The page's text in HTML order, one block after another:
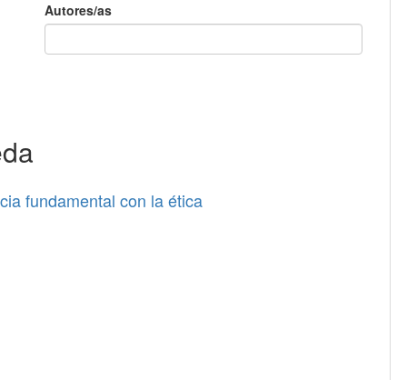
Autores/as
fundamental con la ética